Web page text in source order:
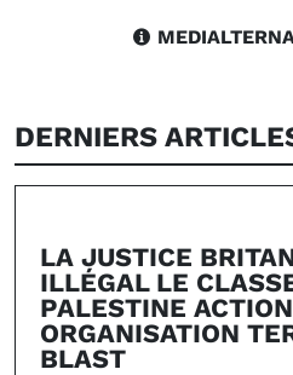
DERNIERS
LA JUSTICE
ILLÉGAL LE
PALESTINE
ORGANISATION
BLAST